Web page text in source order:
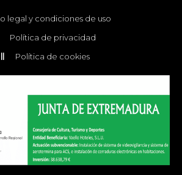
legal y condiciones de uso
Política de privacidad
Política de cookies